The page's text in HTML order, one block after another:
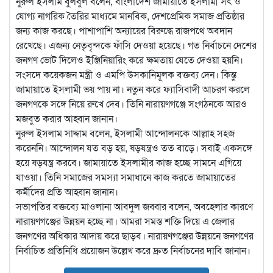
যোগ্য নাগরিক তৈরির মাধ্যমে মানবিক, দেশপ্রেমিক সমাজ প্রতিষ্ঠার
জন্য কাজ করছে। পাশাপাশি অন্যায়ের বিরুদ্ধে রাজপথে অবদান
রেখেছে। এজন্য নেতৃবৃন্দকে ফাঁসি দেওয়া হয়েছে। গত নির্বাচনে দেশের
জনগণ ভোট দিলেও ইঞ্জিনিয়ারিং করে ক্ষমতায় যেতে দেওয়া হয়নি।
সংসদে কয়েকজন মন্ত্রী ও এমপি উসকানিমূলক বক্তব্য দেন। কিন্তু
জামায়াতে ইসলামী ভয় পায় না। নতুন করে ফ্যাসিবাদী আচরণ করলে
জনগণকে সঙ্গে নিয়ে রুখে দেব। তিনি নারায়ণগঞ্জে সংগঠনকে আরও
মজবুত করার আহ্বান জানান।
নুরুল ইসলাম সাদ্দাম বলেন, ইসলামী আন্দোলনকে আল্লাহ সহজ
করেননি। আন্দোলন যত বড় হয়, ষড়যন্ত্রও তত বাড়ে। সবাই একসঙ্গে
হয়ে ষড়যন্ত্র করবে। জামায়াতে ইসলামীর কাজ হচ্ছে সামনে এগিয়ে
যাওয়া। তিনি সমাজের সমস্যা সমাধানে কাজ করতে জামায়াতের
কর্মীদের প্রতি আহ্বান জানান।
সভাপতির বক্তব্যে মাওলানা আবদুল জব্বার বলেন, অবহেলার কারণে
নারায়ণগঞ্জের উন্নয়ন হচ্ছে না। আমরা সমস্ত শক্তি দিয়ে এ জেলার
জনগণের অধিকার আদায় করে ছাড়ব। নারায়ণগঞ্জের উন্নয়নে জনগণের
নির্বাচিত প্রতিনিধি প্রয়োজন উল্লেখ করে দ্রুত নির্বাচনের দাবি জানান।